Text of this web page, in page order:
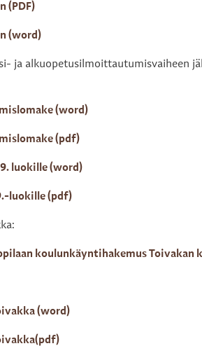
(PDF)
(word)
ja alkuopetusilmoittautumisvaiheen
(word)
(pdf)
luokille (word)
luokille (pdf)
koulunkäyntihakemus Toivakan
(word)